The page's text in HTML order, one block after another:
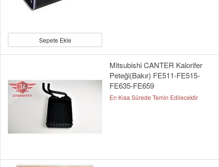
Sepete Ekle
Mitsubishi CANTER Kalorifer
Peteği(Bakır) FE511-FE515-
FE635-FE659
En Kısa Sürede Temin Edilecektir